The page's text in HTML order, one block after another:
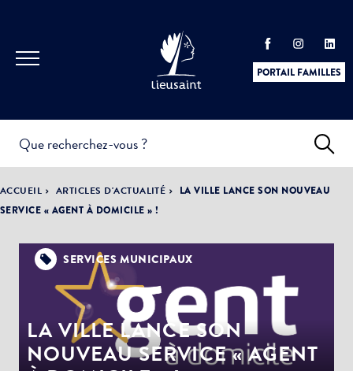
PORTAIL FAMILLES
PRATIQUES &
DÉMARCHES
ACTUALITÉS &
ÉVÈNEMENTS
LA VILLE
PARTICIPATIVE
ACCUEIL ARTICLES D'ACTUALITÉ
LA VILLE LANCE SON NOUVEAU
SERVICE « AGENT À DOMICILE » !
SERVICES MUNICIPAUX
LA VILLE LANCE SON
NOUVEAU SERVICE « AGENT